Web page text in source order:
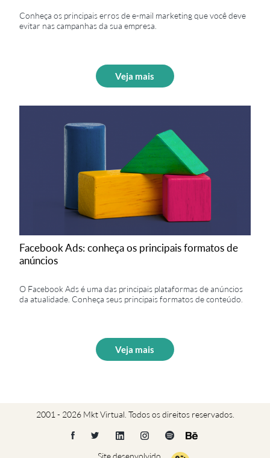
Conheça os principais erros de e-mail marketing que você deve
evitar nas campanhas da sua empresa.
Veja mais
Facebook Ads: conheça os principais formatos de
anúncios
O Facebook Ads é uma das principais plataformas de anúncios
da atualidade. Conheça seus principais formatos de conteúdo.
Veja mais
2001 - 2026 Mkt Virtual. Todos os direitos reservados.
Site desenvolvido